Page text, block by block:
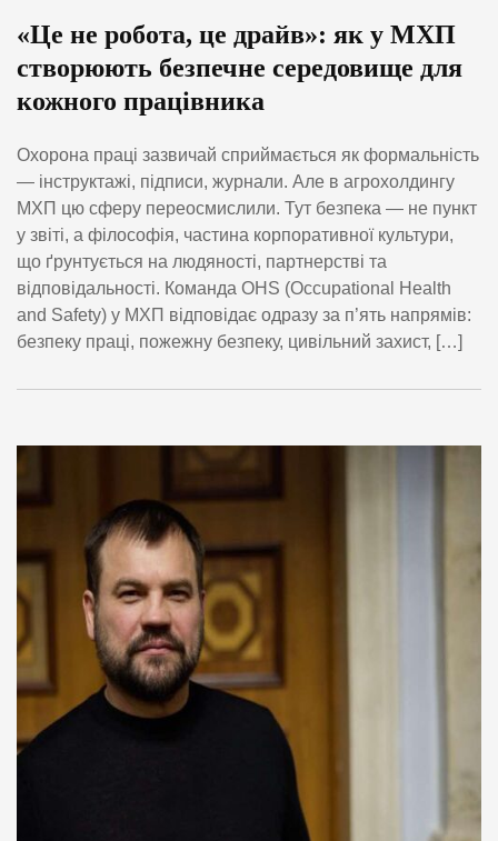
«Це не робота, це драйв»: як у МХП
створюють безпечне середовище для
кожного працівника
Охорона праці зазвичай сприймається як формальність
— інструктажі, підписи, журнали. Але в агрохолдингу
МХП цю сферу переосмислили. Тут безпека — не пункт
у звіті, а філософія, частина корпоративної культури,
що ґрунтується на людяності, партнерстві та
відповідальності. Команда OHS (Occupational Health
and Safety) у МХП відповідає одразу за п’ять напрямів:
безпеку праці, пожежну безпеку, цивільний захист, […]